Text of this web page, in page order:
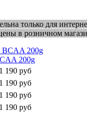
только для
в розничном
200g
1 190 руб
1 190 руб
1 190 руб
1 190 руб